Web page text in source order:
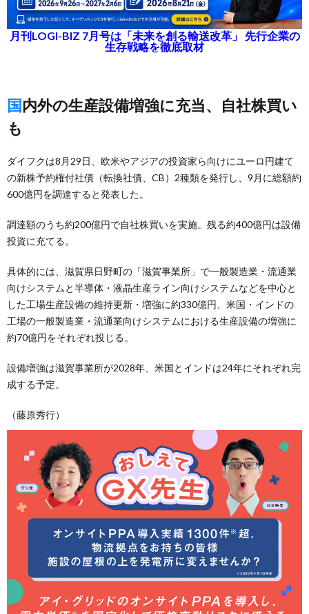
月刊LOGI-BIZ 7月号は「未来を創る輸送改革」 先行企業の
生存戦略を徹底取材
国内外の生産設備増強に充当、自社株買い
も
ダイフクは8月29日、欧米やアジアの投資家ら向けにユーロ円建て
の新株予約権付社債（転換社債、CB）2種類を発行し、9月に総額約
600億円を調達すると発表した。
調達額のうち約200億円で自社株買いを実施。残る約400億円は設備
投資に充てる。
具体的には、滋賀県日野町の「滋賀事業所」で一般製造業・流通業
向けシステムと半導体・液晶生産ライン向けシステムなどを中心と
した工場生産設備の維持更新・増強に約330億円、米国・インドの
工場の一般製造業・流通業向けシステムにおける生産設備の増強に
約70億円をそれぞれ投じる。
設備増強は滋賀事業所が2028年、米国とインドは24年にそれぞれ完
成する予定。
（藤原秀行）